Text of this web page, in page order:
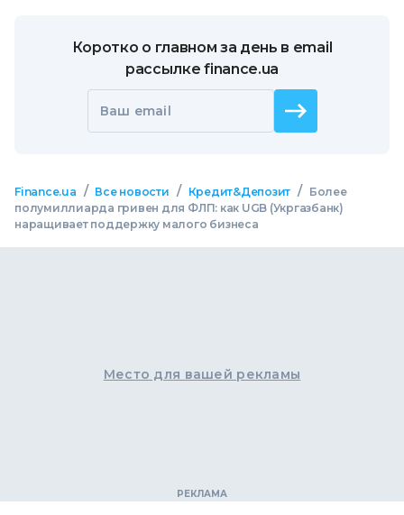
Коротко о главном за день в email
рассылке finance.ua
Ваш email
Finance.ua / Все новости / Кредит&Депозит /
Более
полумиллиарда гривен для ФЛП: как UGB (Укргазбанк)
наращивает поддержку малого бизнеса
Место для вашей рекламы